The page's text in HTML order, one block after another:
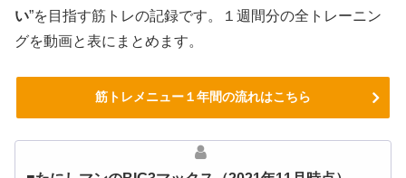
い”を目指す筋トレの記録です。１週間分の全トレーニン
グを動画と表にまとめます。
筋トレメニュー１年間の流れはこちら